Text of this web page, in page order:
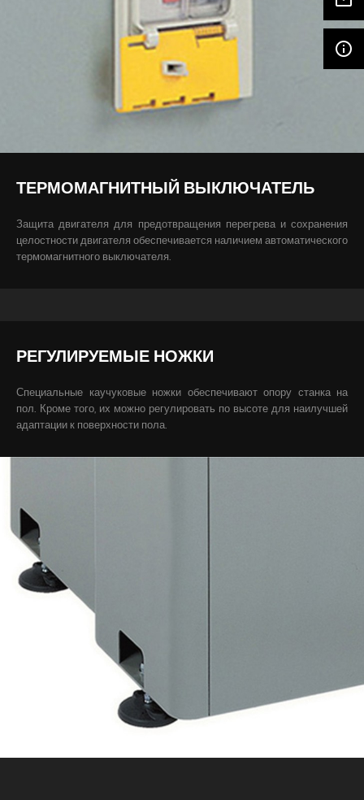
info_outline
ТЕРМОМАГНИТНЫЙ ВЫКЛЮЧАТЕЛЬ
Защита двигателя для предотвращения перегрева и сохранения
целостности двигателя обеспечивается наличием автоматического
термомагнитного выключателя.
РЕГУЛИРУЕМЫЕ НОЖКИ
Специальные каучуковые ножки обеспечивают опору станка на
пол. Кроме того, их можно регулировать по высоте для наилучшей
адаптации к поверхности пола.